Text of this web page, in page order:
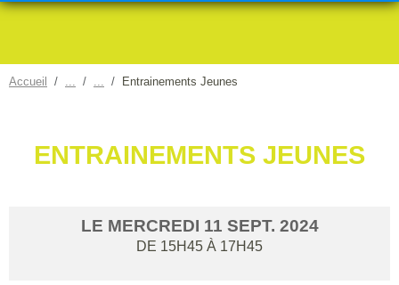
Accueil Entrainements Jeunes
ENTRAINEMENTS JEUNES
LE MERCREDI 11 SEPT. 2024
DE 15H45 À 17H45